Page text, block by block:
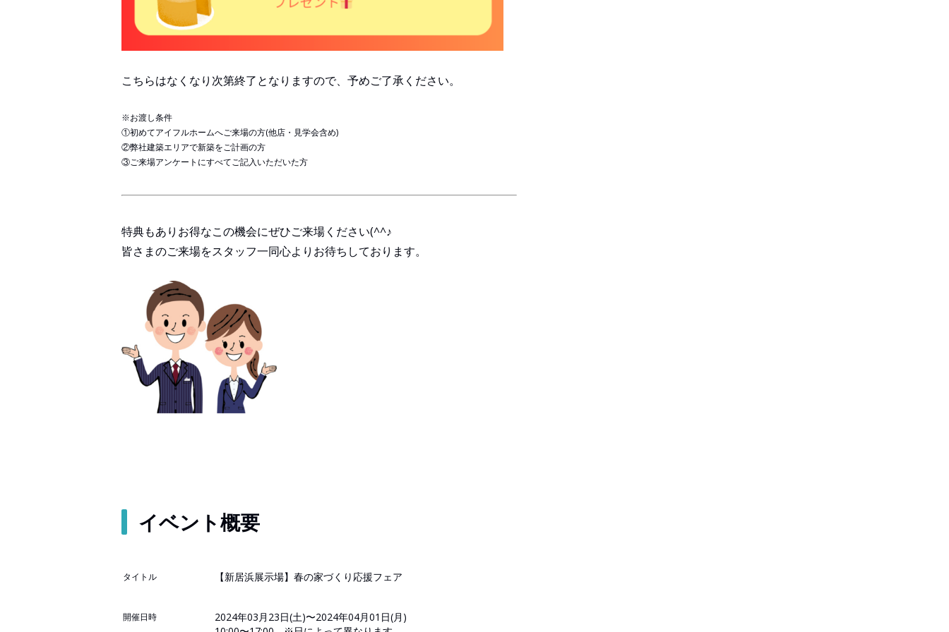
こちらはなくなり次第終了となりますので、予めご了承ください。
※お渡し条件
①初めてアイフルホームへご来場の方(他店・見学会含め)
②弊社建築エリアで新築をご計画の方
③ご来場アンケートにすべてご記入いただいた方
特典もありお得なこの機会にぜひご来場ください(^^♪
皆さまのご来場をスタッフ一同心よりお待ちしております。
イベント概要
タイトル 【新居浜展示場】春の家づくり応援フェア
開催日時
2024年03月23日(土)〜2024年04月01日(月)